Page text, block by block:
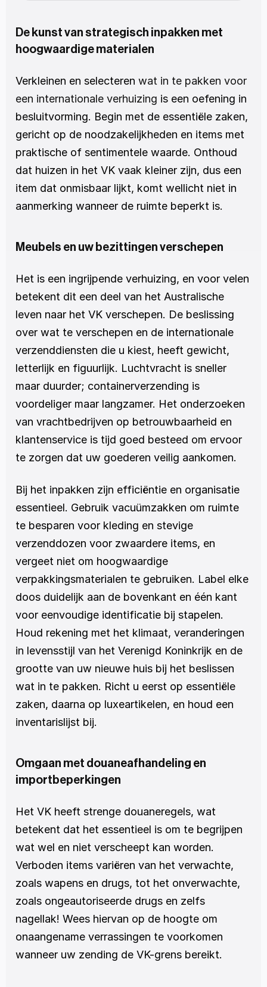
De kunst van strategisch inpakken met
hoogwaardige materialen
Verkleinen en selecteren wat in te pakken voor
een internationale verhuizing is een oefening in
besluitvorming. Begin met de essentiële zaken,
gericht op de noodzakelijkheden en items met
praktische of sentimentele waarde. Onthoud
dat huizen in het VK vaak kleiner zijn, dus een
item dat onmisbaar lijkt, komt wellicht niet in
aanmerking wanneer de ruimte beperkt is.
Meubels en uw bezittingen verschepen
Het is een ingrijpende verhuizing, en voor velen
betekent dit een deel van het Australische
leven naar het VK verschepen. De beslissing
over wat te verschepen en de internationale
verzenddiensten die u kiest, heeft gewicht,
letterlijk en figuurlijk. Luchtvracht is sneller
maar duurder; containerverzending is
voordeliger maar langzamer. Het onderzoeken
van vrachtbedrijven op betrouwbaarheid en
klantenservice is tijd goed besteed om ervoor
te zorgen dat uw goederen veilig aankomen.
Bij het inpakken zijn efficiëntie en organisatie
essentieel. Gebruik vacuümzakken om ruimte
te besparen voor kleding en stevige
verzenddozen voor zwaardere items, en
vergeet niet om hoogwaardige
verpakkingsmaterialen te gebruiken. Label elke
doos duidelijk aan de bovenkant en één kant
voor eenvoudige identificatie bij stapelen.
Houd rekening met het klimaat, veranderingen
in levensstijl van het Verenigd Koninkrijk en de
grootte van uw nieuwe huis bij het beslissen
wat in te pakken. Richt u eerst op essentiële
zaken, daarna op luxeartikelen, en houd een
inventarislijst bij.
Omgaan met douaneafhandeling en
importbeperkingen
Het VK heeft strenge douaneregels, wat
betekent dat het essentieel is om te begrijpen
wat wel en niet verscheept kan worden.
Verboden items variëren van het verwachte,
zoals wapens en drugs, tot het onverwachte,
zoals ongeautoriseerde drugs en zelfs
nagellak! Wees hiervan op de hoogte om
onaangename verrassingen te voorkomen
wanneer uw zending de VK-grens bereikt.